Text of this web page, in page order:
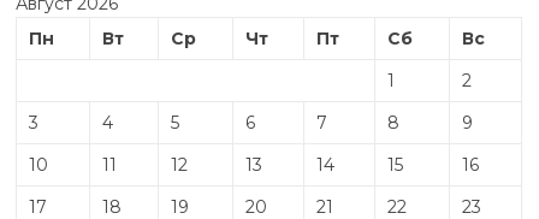
Пн
Вт Ср Чт Пт Сб
Вс
1
2
3
4 5 6 7 8
9
10
11 12 13 14 15
16
17
18 19 20 21 22
23